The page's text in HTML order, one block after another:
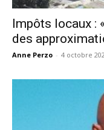
Impôts locaux :
des
Anne Perzo - 4 octobre